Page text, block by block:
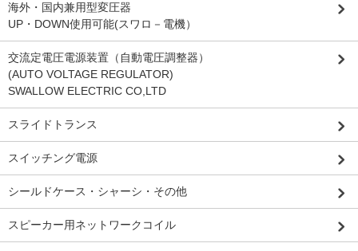
海外・国内兼用型変圧器
UP・DOWN使用可能(スワロ－電機）
交流定電圧電源装置（自動電圧調整器）
(AUTO VOLTAGE REGULATOR)
SWALLOW ELECTRIC CO,LTD
スライドトランス
スイッチング電源
シールドケース・シャーシ・その他
スピーカー用ネットワークコイル